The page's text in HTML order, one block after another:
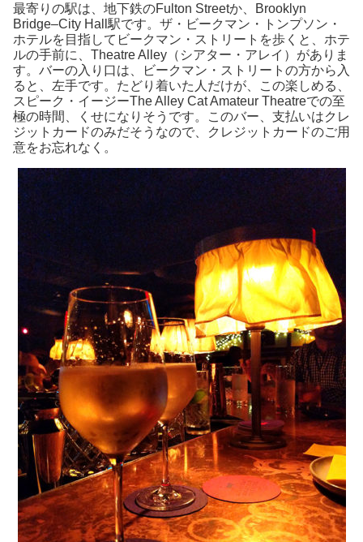
最寄りの駅は、地下鉄のFulton Streetか、Brooklyn
Bridge–City Hall駅です。ザ・ビークマン・トンプソン・
ホテルを目指してビークマン・ストリートを歩くと、ホテ
ルの手前に、Theatre Alley（シアター・アレイ）がありま
す。バーの入り口は、ビークマン・ストリートの方から入
ると、左手です。たどり着いた人だけが、この楽しめる、
スピーク・イージーThe Alley Cat Amateur Theatreでの至
極の時間、くせになりそうです。このバー、支払いはクレ
ジットカードのみだそうなので、クレジットカードのご用
意をお忘れなく。